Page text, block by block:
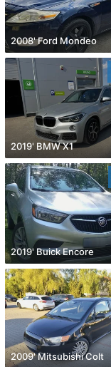
2008' Ford Mondeo
2019' BMW X1
2019' Buick Encore
2009' Mitsubishi Colt